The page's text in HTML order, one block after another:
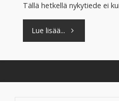
Tällä hetkellä nykytiede ei
Lue lisää... "Väriterapia